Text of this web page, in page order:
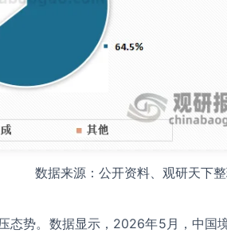
数据来源：公开资料、观研天下整
态势。数据显示，2026年5月，中国